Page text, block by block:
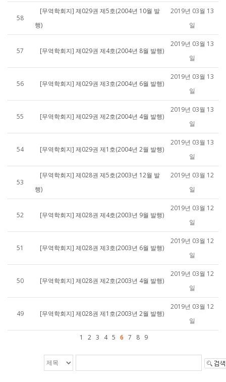
58
[무역학회지] 제029권 제5호(2004년 10월 발
행)
2019년 03월 13
일
57 [무역학회지] 제029권 제4호(2004년 8월 발행)
2019년 03월 13
일
56 [무역학회지] 제029권 제3호(2004년 6월 발행)
2019년 03월 13
일
55 [무역학회지] 제029권 제2호(2004년 4월 발행)
2019년 03월 13
일
54 [무역학회지] 제029권 제1호(2004년 2월 발행)
2019년 03월 13
일
53
[무역학회지] 제028권 제5호(2003년 12월 발
행)
2019년 03월 12
일
52 [무역학회지] 제028권 제4호(2003년 9월 발행)
2019년 03월 12
일
51 [무역학회지] 제028권 제3호(2003년 6월 발행)
2019년 03월 12
일
50 [무역학회지] 제028권 제2호(2003년 4월 발행)
2019년 03월 12
일
49 [무역학회지] 제028권 제1호(2003년 2월 발행)
2019년 03월 12
일
1
2 3 4 5 6 7 8 9